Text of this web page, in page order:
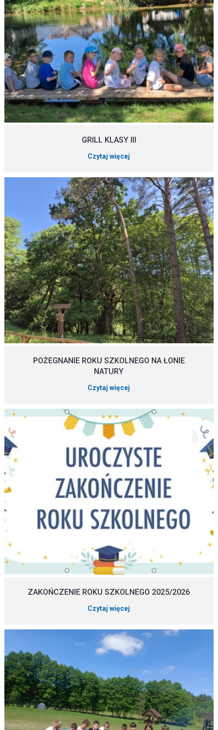
GRILL KLASY III
Czytaj więcej
POŻEGNANIE ROKU SZKOLNEGO NA ŁONIE
NATURY
Czytaj więcej
ZAKOŃCZENIE ROKU SZKOLNEGO 2025/2026
Czytaj więcej